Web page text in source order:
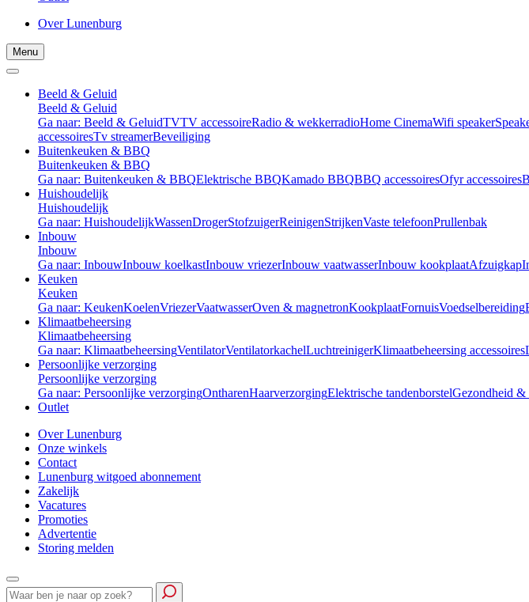
Over Lunenburg
Menu
Beeld & Geluid
Beeld & Geluid
Ga naar: Beeld & GeluidTVTV accessoireRadio & wekkerradioHome CinemaWifi speaker
accessoiresTv streamerBeveiliging
Buitenkeuken & BBQ
Buitenkeuken & BBQ
Ga naar: Buitenkeuken & BBQElektrische BBQKamado BBQBBQ accessoiresOfyr accessoires
Huishoudelijk
Huishoudelijk
Ga naar: HuishoudelijkWassenDrogerStofzuigerReinigenStrijkenVaste telefoonPrullenbak
Inbouw
Inbouw
Ga naar: InbouwInbouw koelkastInbouw vriezerInbouw vaatwasserInbouw kookplaatAfzuigkap
Keuken
Keuken
Ga naar: KeukenKoelenVriezerVaatwasserOven & magnetronKookplaatFornuisVoedselbereiding
Klimaatbeheersing
Klimaatbeheersing
Ga naar: KlimaatbeheersingVentilatorVentilatorkachelLuchtreinigerKlimaatbeheersing accessoires
Persoonlijke verzorging
Persoonlijke verzorging
Ga naar: Persoonlijke verzorgingOntharenHaarverzorgingElektrische tandenborstelGezondheid
Outlet
Over Lunenburg
Onze winkels
Contact
Lunenburg witgoed abonnement
Zakelijk
Vacatures
Promoties
Advertentie
Storing melden